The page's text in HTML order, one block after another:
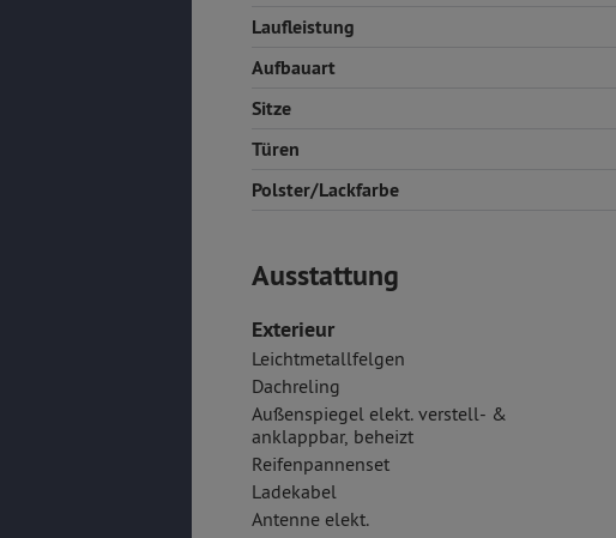
Laufleistung
Aufbauart
Sitze
Türen
Polster/Lackfarbe
Ausstattung
Exterieur
Leichtmetallfelgen
Dachreling
Außenspiegel elekt. verstell- &
anklappbar, beheizt
Reifenpannenset
Ladekabel
Antenne elekt.